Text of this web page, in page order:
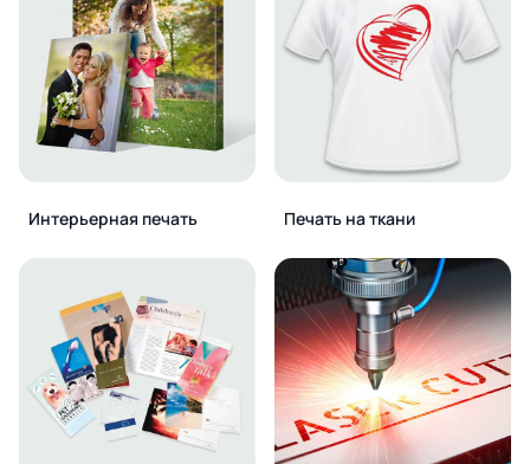
Интерьерная печать Печать на ткани